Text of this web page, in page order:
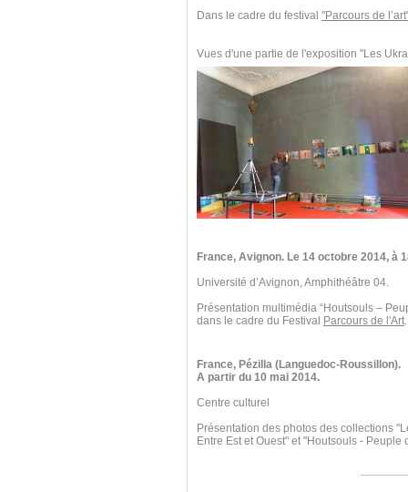
Dans le cadre du festival "Parcours de
Vues d'une partie de l'exposition "Les
France, Avignon. Le 14 octobre 2014, à
Université d’Avignon, Amphithéâtre 04.
Présentation multimédia “Houtsouls –
dans le cadre du Festival Parcours de l'Art.
France, Pézilla (Languedoc-Roussillon).
A partir du 10 mai 2014.
Centre culturel
Présentation des photos des collections
Entre Est et Ouest" et "Houtsouls - Peuple